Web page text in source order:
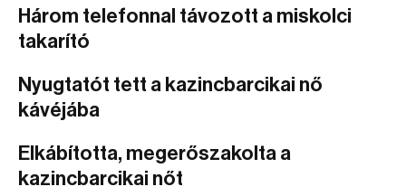
Három telefonnal távozott a miskolci
takarító
Nyugtatót tett a kazincbarcikai nő
kávéjába
Elkábította, megerőszakolta a
kazincbarcikai nőt